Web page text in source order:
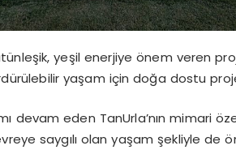
yeşil enerjiye önem veren
yaşam için doğa dostu
devam eden TanUrla’nın mimari
saygılı olan yaşam şekliyle de